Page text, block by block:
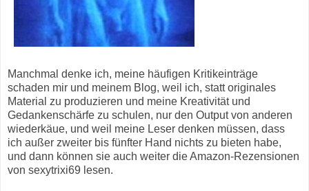
Manchmal denke ich, meine häufigen Kritikeinträge
schaden mir und meinem Blog, weil ich, statt originales
Material zu produzieren und meine Kreativität und
Gedankenschärfe zu schulen, nur den Output von anderen
wiederkäue, und weil meine Leser denken müssen, dass
ich außer zweiter bis fünfter Hand nichts zu bieten habe,
und dann können sie auch weiter die Amazon-Rezensionen
von sexytrixi69 lesen.